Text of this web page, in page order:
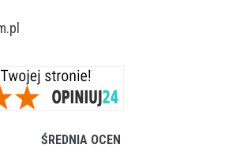
ŚREDNIA OCEN